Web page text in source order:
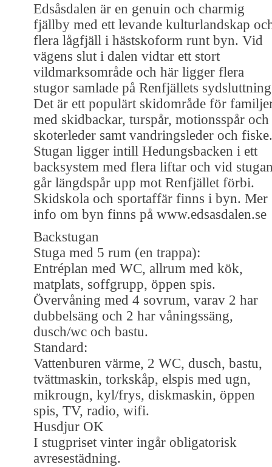
Edsåsdalen är en genuin och charmig
fjällby med ett levande kulturlandskap
flera lågfjäll i hästskoform runt byn. Vid
vägens slut i dalen vidtar ett stort
vildmarksområde och här ligger flera
stugor samlade på Renfjällets
Det är ett populärt skidområde för
med skidbackar, turspår, motionsspår och
skoterleder samt vandringsleder och fiske.
Stugan ligger intill Hedungsbacken i ett
backsystem med flera liftar och vid
går längdspår upp mot Renfjället förbi.
Skidskola och sportaffär finns i byn. Mer
info om byn finns på www.edsasdalen.se
Backstugan
Stuga med 5 rum (en trappa):
Entréplan med WC, allrum med kök,
matplats, soffgrupp, öppen spis.
Övervåning med 4 sovrum, varav 2 har
dubbelsäng och 2 har våningssäng,
dusch/wc och bastu.
Standard:
Vattenburen värme, 2 WC, dusch, bastu,
tvättmaskin, torkskåp, elspis med ugn,
mikrougn, kyl/frys, diskmaskin, öppen
spis, TV, radio, wifi.
Husdjur OK
I stugpriset vinter ingår obligatorisk
avresestädning.